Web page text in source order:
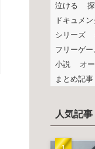
泣ける
ドキュメ
シリーズ
フリーゲー
小説
オ
まとめ記事
人気記事